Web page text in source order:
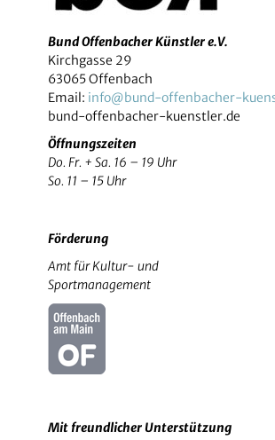
Bund Offenbacher Künstler e.V.
Kirchgasse 29
63065 Offenbach
Email: info@bund-offenbacher-
bund-offenbacher-kuenstler.de
Öffnungszeiten
Do. Fr. + Sa. 16 – 19 Uhr
So. 11 – 15 Uhr
Förderung
Amt für Kultur- und
Sportmanagement
Mit freundlicher Unterstützung